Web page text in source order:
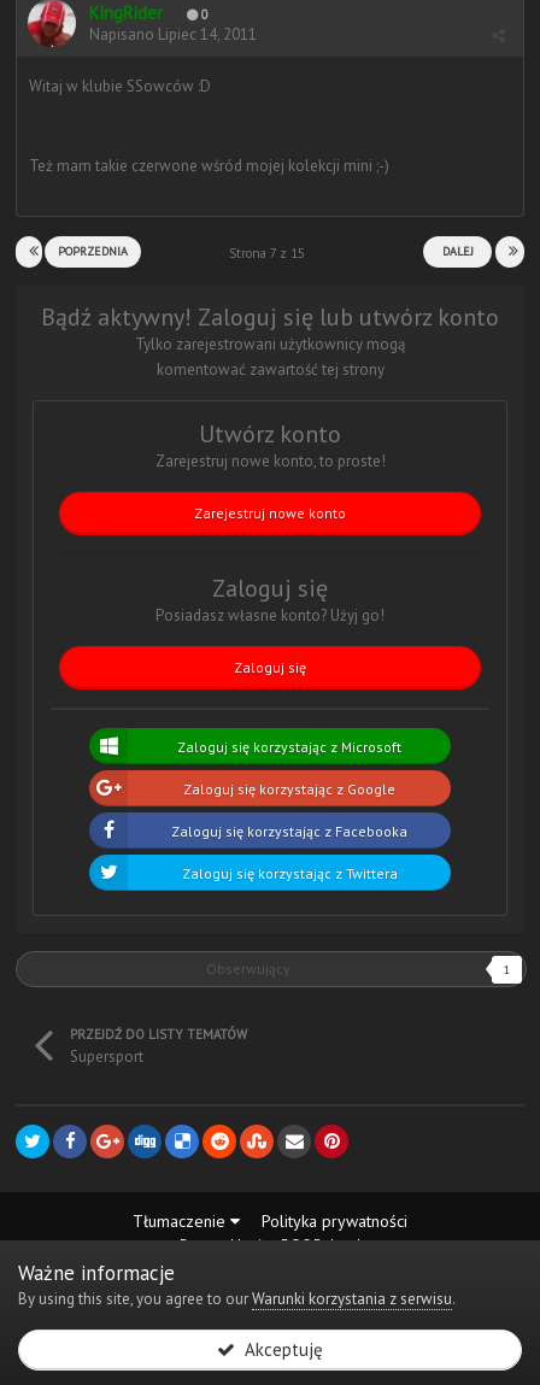
KingRider 0
Napisano Lipiec 14, 2011
Witaj w klubie SSowców :D
Też mam takie czerwone wśród mojej kolekcji mini ;-)
POPRZEDNIA DALEJ
Strona 7 z 15
Bądź aktywny! Zaloguj się lub utwórz konto
Tylko zarejestrowani użytkownicy mogą
komentować zawartość tej strony
Utwórz konto
Zarejestruj nowe konto, to proste!
Zarejestruj nowe konto
Zaloguj się
Posiadasz własne konto? Użyj go!
Zaloguj się
Zaloguj się korzystając z Microsoft
Zaloguj się korzystając z Google
Zaloguj się korzystając z Facebooka
Zaloguj się korzystając z Twittera
Obserwujący 1
PRZEJDŹ DO LISTY TEMATÓW
Supersport
Tłumaczenie Polityka prywatności
Desmo Maniax DOC Poland
Powered by Invision Community
Ważne informacje
By using this site, you agree to ourWarunki korzystania z serwisu.
Akceptuję